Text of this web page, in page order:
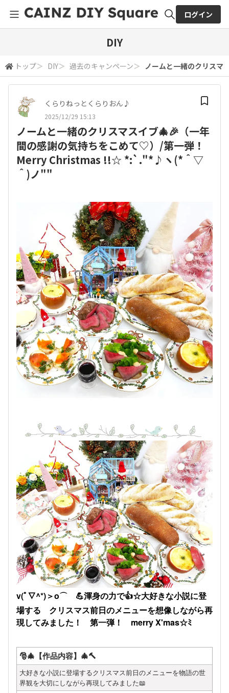
検索
ログイン
DIY
トップ＞ DIY＞ 過去のキャンペーン＞ ノームと一緒のクリス
くらりねっとくらりおん♪
2025/12/29 15:13
ノームと一緒のクリスマスイブ🎄🎉（一年
間の感謝の気持ちをこめて♡）/第一弾！
Merry Christmas !!☆ *:`."*♪ヽ(*＾▽
＾)ノ""
v(ﾟ∇^*)＞o⌒ 💪渾身の力で👍☆大好きな小説に登
場する クリスマス前日のメニューを想像しながら再
現してみました！ 第一弾！ merry X'mas☆ﾐ
🎅🎄【作品内容】🎄🔨
大好きな小説に登場するクリスマス前日のメニューを物語の世
界観を大切にしながら再現してみました📖